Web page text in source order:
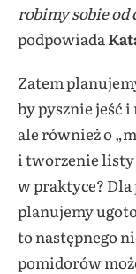
robimy sobie od
podpowiada
Zatem
by pysznie jeść
ale również o
i tworzenie listy
w praktyce? Dla
planujemy
to następnego
pomidorów